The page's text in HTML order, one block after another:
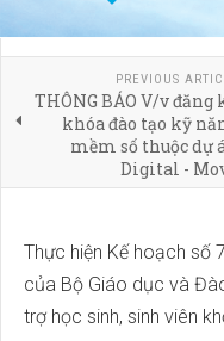
PREVIOUS
THÔNG BÁO V/v đăng
khóa đào tạo kỹ
mềm số thuộc dự
Digital -
Thực hiện Kế hoạch số
của Bộ Giáo dục và
trợ học sinh, sinh viên